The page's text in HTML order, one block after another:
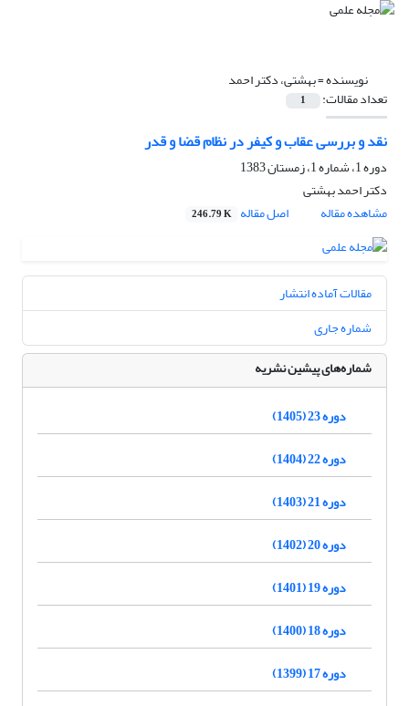
نویسنده =بهشتی، دکتر احمد
تعداد مقالات: 1
نقد و بررسی عقاب و کیفر در نظام قضا و قدر
دوره 1، شماره 1، زمستان 1383
دکتر احمد بهشتی
مشاهده مقاله
اصل مقاله 246.79 K
مقالات آماده انتشار
شماره جاری
شماره‌های پیشین نشریه
دوره 23 (1405)
دوره 22 (1404)
دوره 21 (1403)
دوره 20 (1402)
دوره 19 (1401)
دوره 18 (1400)
دوره 17 (1399)